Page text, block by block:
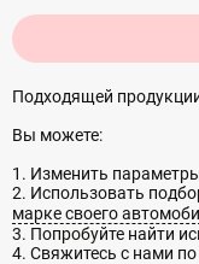
Подходящей
Вы можете:
1. Изменить
2. Использовать
марке своего
3. Попробуйте найти
4. Свяжитесь с нами